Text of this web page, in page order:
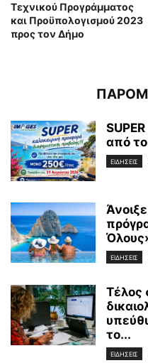
Τεχνικού Προγράμματος
και Προϋπολογισμού 2023
προς τον Δήμο
από
ΕΙΔΗΣΕΙΣ
ΕΙΔΗΣΕΙΣ
Τέλος
το...
ΕΙΔΗΣΕΙΣ